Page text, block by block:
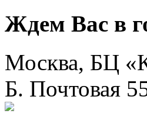
Ждем Вас в
Москва, БЦ
Б. Почтовая